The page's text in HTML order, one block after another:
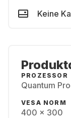
Keine
PROZESSOR
Quantum
VESA NORM
400 x 300